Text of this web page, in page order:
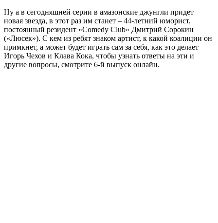
Ну а в сегодняшней серии в амазонские джунгли придет
новая звезда, в этот раз им станет – 44-летний юморист,
постоянный резидент «Comedy Club» Дмитрий Сорокин
(«Люсек»). С кем из ребят знаком артист, к какой коалиции он
примкнет, а может будет играть сам за себя, как это делает
Игорь Чехов и Клава Кока, чтобы узнать ответы на эти и
другие вопросы, смотрите 6-й выпуск онлайн.